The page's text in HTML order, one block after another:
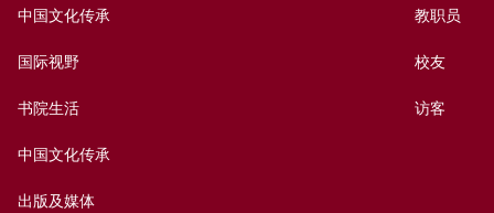
中国文化传承
国际视野
书院生活
中国文化传承
出版及媒体
教职员
校友
访客